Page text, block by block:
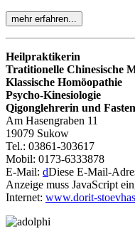
mehr erfahren...
Heilpraktikerin
Tratitionelle Chinesische
Klassische Homöopathie
Psycho-Kinesiologie
Qigonglehrerin und
Am Hasengraben 11
19079 Sukow
Tel.: 03861-303617
Mobil: 0173-6333878
E-Mail: dDiese E-Mail-
Anzeige muss JavaScript
Internet: www.dorit-